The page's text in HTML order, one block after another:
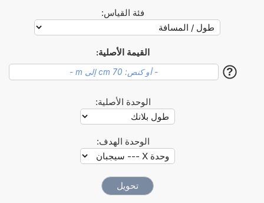
فئة القياس:
القيمة الأصلية:
?
الوحدة الأصلية:
الوحدة الهدف: